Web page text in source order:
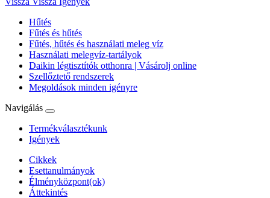
Hűtés
Fűtés és hűtés
Fűtés, hűtés és használati meleg víz
Használati melegvíz-tartályok
Daikin légtisztítók otthonra | Vásárolj online
Szellőztető rendszerek
Megoldások minden igényre
Navigálás
Termékválasztékunk
Igények
Cikkek
Esettanulmányok
Élményközpont(ok)
Áttekintés